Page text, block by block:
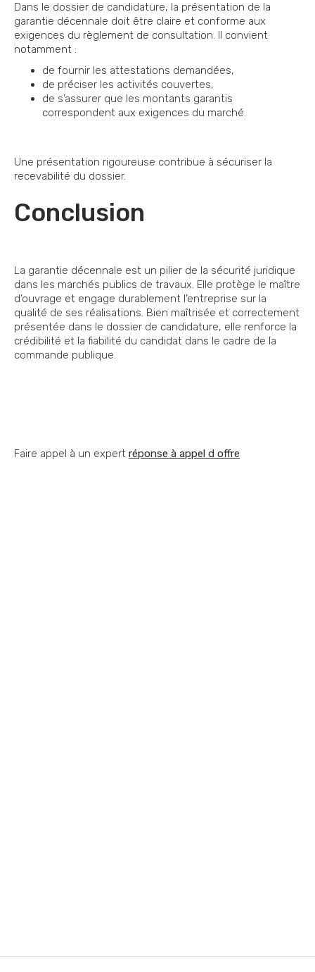
Dans le dossier de candidature, la présentation de la
garantie décennale doit être claire et conforme aux
exigences du règlement de consultation. Il convient
notamment :
de fournir les attestations demandées,
de préciser les activités couvertes,
de s’assurer que les montants garantis
correspondent aux exigences du marché.
Une présentation rigoureuse contribue à sécuriser la
recevabilité du dossier.
Conclusion
La garantie décennale est un pilier de la sécurité juridique
dans les marchés publics de travaux. Elle protège le maître
d’ouvrage et engage durablement l’entreprise sur la
qualité de ses réalisations. Bien maîtrisée et correctement
présentée dans le dossier de candidature, elle renforce la
crédibilité et la fiabilité du candidat dans le cadre de la
commande publique.
Faire appel à un expert réponse à appel d offre